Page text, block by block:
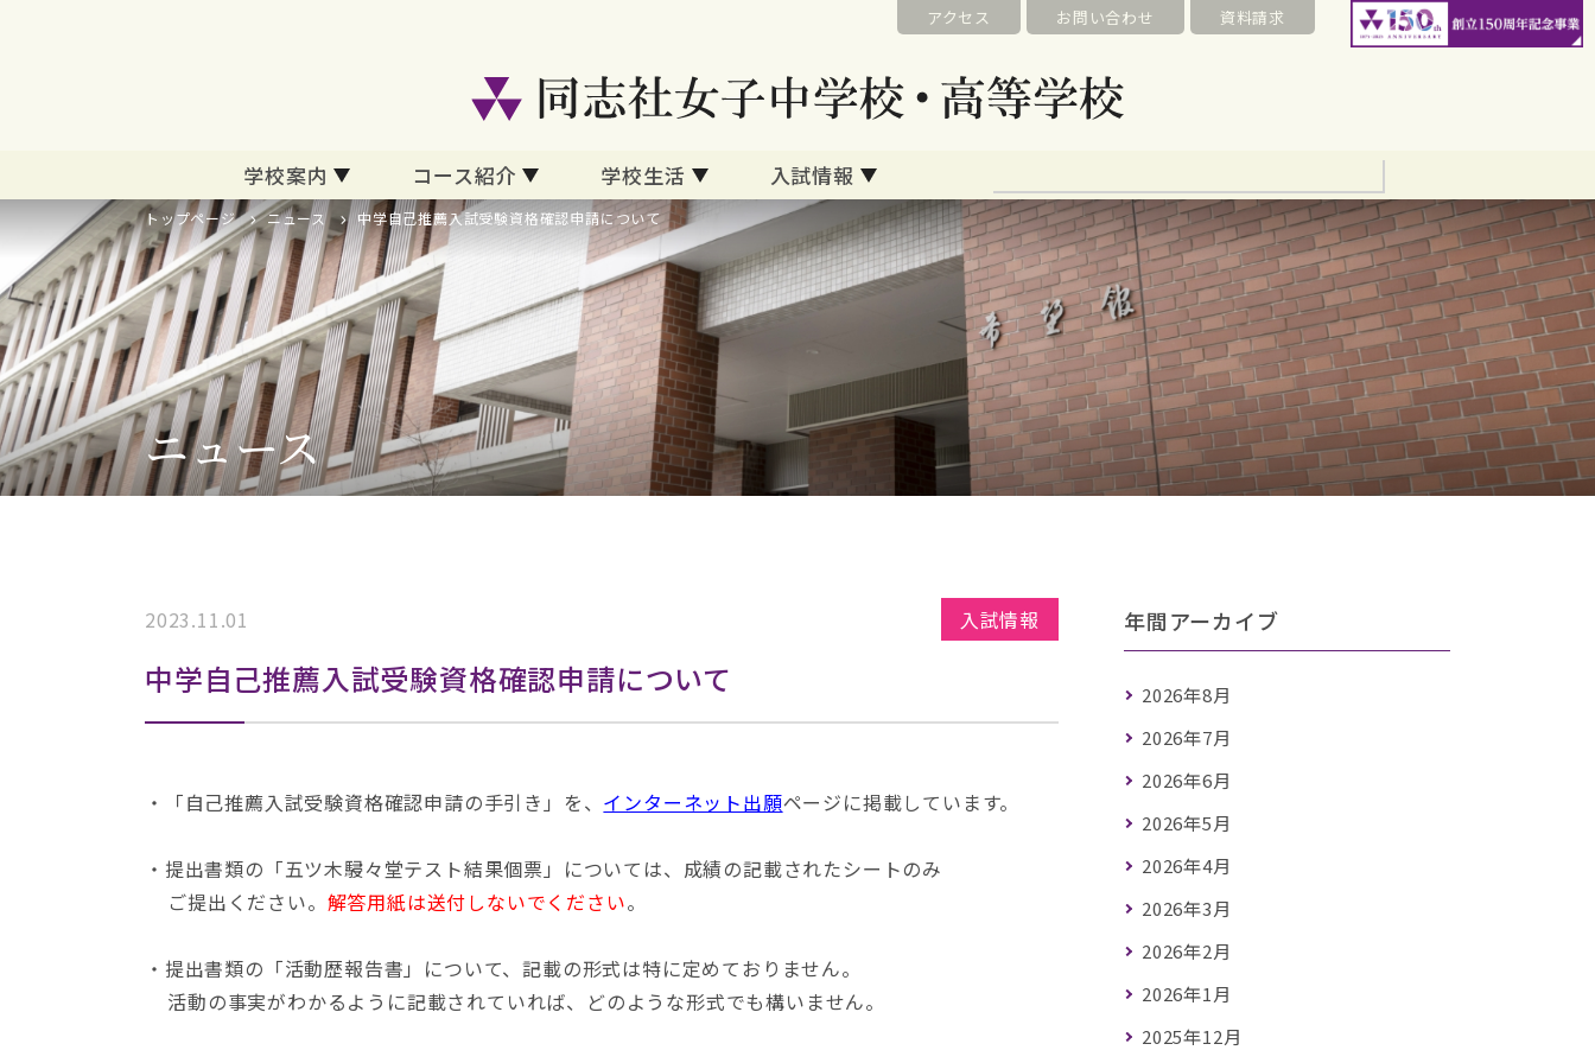
アクセス お問い合わせ 資料請求
学校案内 コース紹介 学校生活 入試情報
トップページ ニュース 中学自己推薦入試受験資格確認申請について
ニュース
2023.11.01 入試情報
中学自己推薦入試受験資格確認申請について
・「自己推薦入試受験資格確認申請の手引き」を、 インターネット出願ページに掲載しています。
・提出書類の「五ツ木駸々堂テスト結果個票」については、成績の記載されたシートのみ
ご提出ください。 解答用紙は送付しないでください。
・提出書類の「活動歴報告書」について、記載の形式は特に定めておりません。
活動の事実がわかるように記載されていれば、どのような形式でも構いません。
年間アーカイブ
2026年8月
2026年7月
2026年6月
2026年5月
2026年4月
2026年3月
2026年2月
2026年1月
2025年12月